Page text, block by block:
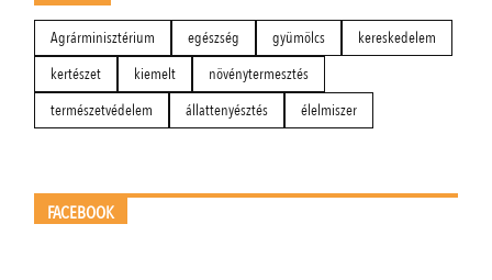
Agrárminisztérium egészség gyümölcs
kereskedelem
kertészet
kiemelt
növénytermesztés
természetvédelem
állattenyésztés élelmiszer
FACEBOOK